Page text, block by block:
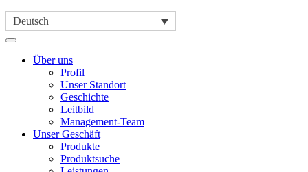
Deutsch
Über uns
Profil
Unser Standort
Geschichte
Leitbild
Management-Team
Unser Geschäft
Produkte
Produktsuche